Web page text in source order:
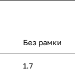
Без рамки
1.7